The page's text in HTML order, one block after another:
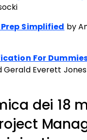
Prep Simplified
by
For
Gerald Everett Jones
dei 18